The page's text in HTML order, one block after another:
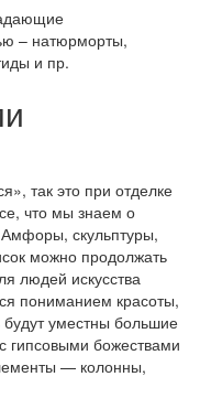
– натюрморты,
и пр.
так это при отделке
что мы знаем о
Амфоры, скульптуры,
можно продолжать
людей искусства
пониманием красоты,
будут уместны большие
гипсовыми божествами
— колонны,